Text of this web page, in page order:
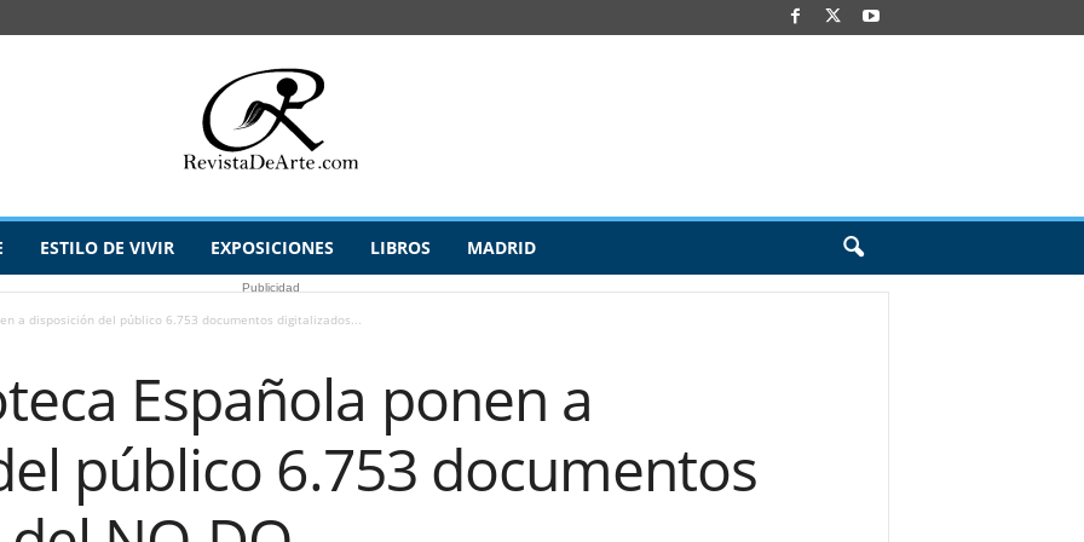
ESTILO DE VIVIR EXPOSICIONES LIBROS MADRID
Publicidad
a disposición del público 6.753 documentos digitalizados...
Española ponen a
público 6.753 documentos